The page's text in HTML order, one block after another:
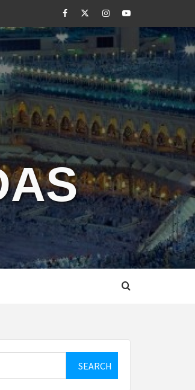
FacebookTwitterInstagram
Youtube